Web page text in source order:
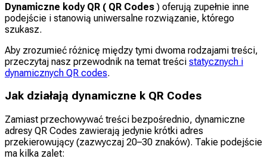
Dynamiczne kody QR ( QR Codes ) oferują zupełnie inne
podejście i stanowią uniwersalne rozwiązanie, którego
szukasz.
Aby zrozumieć różnicę między tymi dwoma rodzajami treści,
przeczytaj nasz przewodnik na temat treści statycznych i
dynamicznych QR codes.
Jak działają dynamiczne k QR Codes
Zamiast przechowywać treści bezpośrednio, dynamiczne
adresy QR Codes zawierają jedynie krótki adres
przekierowujący (zazwyczaj 20–30 znaków). Takie podejście
ma kilka zalet: